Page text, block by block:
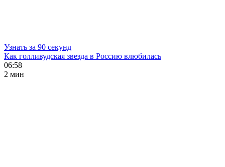
Узнать за 90 секунд
Как голливудская звезда в Россию влюбилась
06:58
2 мин